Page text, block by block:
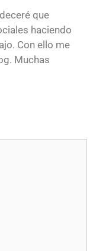
que
haciendo
Con ello me
Muchas